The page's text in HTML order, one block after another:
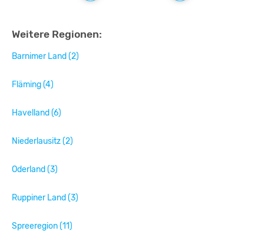
Weitere Regionen:
Barnimer Land (2)
Fläming (4)
Havelland (6)
Niederlausitz (2)
Oderland (3)
Ruppiner Land (3)
Spreeregion (11)